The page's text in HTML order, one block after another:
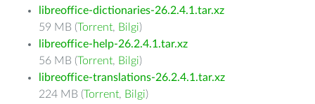
libreoffice-dictionaries-26.2.4.1.tar.xz
59 MB (Torrent, Bilgi)
libreoffice-help-26.2.4.1.tar.xz
56 MB (Torrent, Bilgi)
libreoffice-translations-26.2.4.1.tar.xz
224 MB (Torrent, Bilgi)